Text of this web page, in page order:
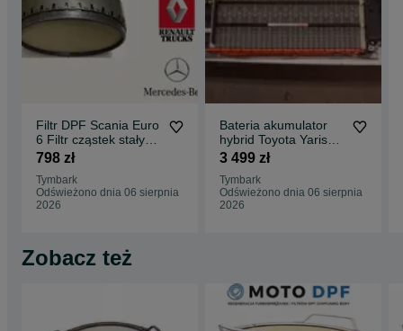
Filtr DPF Scania Euro
6 Filtr cząstek stałych
- DPF-Truck.com
798 zł
Tymbark
Odświeżono dnia 06 sierpnia
2026
Bateria akumulator
hybrid Toyota Yaris
Prius Auris - Hybrid-
3 499 zł
Tymbark
Odświeżono dnia 06 sierpnia
2026
Zobacz też